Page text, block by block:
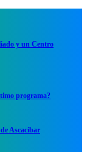
y un Centro
programa?
Ascacibar